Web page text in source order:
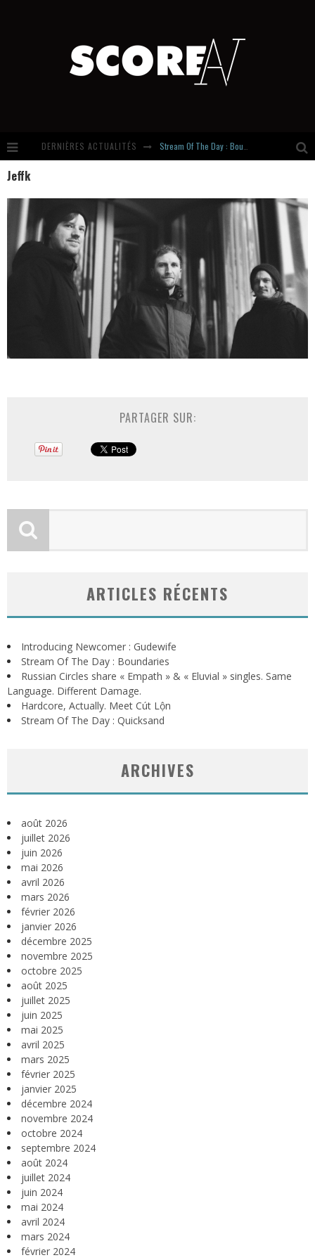
DERNIÈRES ACTUALITÉS
Hardcore, Actually. Meet Cút Lộn
Introducing Newcomer : Gudewife
Jeffk
PARTAGER SUR:
ARTICLES RÉCENTS
Introducing Newcomer : Gudewife
Stream Of The Day : Boundaries
Russian Circles share « Empath » & « Eluvial » singles. Same
Language. Different Damage.
Hardcore, Actually. Meet Cút Lộn
Stream Of The Day : Quicksand
ARCHIVES
août 2026
juillet 2026
juin 2026
mai 2026
avril 2026
mars 2026
février 2026
janvier 2026
décembre 2025
novembre 2025
octobre 2025
août 2025
juillet 2025
juin 2025
mai 2025
avril 2025
mars 2025
février 2025
janvier 2025
décembre 2024
novembre 2024
octobre 2024
septembre 2024
août 2024
juillet 2024
juin 2024
mai 2024
avril 2024
mars 2024
février 2024